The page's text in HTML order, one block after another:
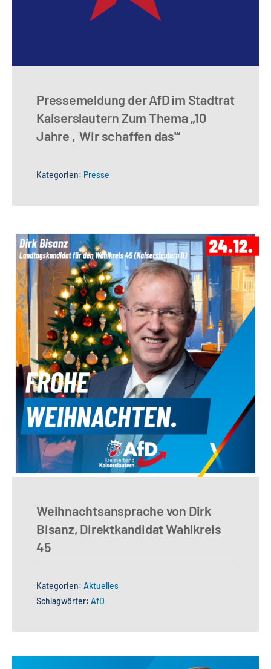
Pressemeldung der AfD im Stadtrat
Kaiserslautern Zum Thema „10
Jahre ‚Wir schaffen das'“
Kategorien: Presse
Weihnachtsansprache von Dirk
Bisanz, Direktkandidat Wahlkreis
45
Kategorien: Aktuelles
Schlagwörter: AfD